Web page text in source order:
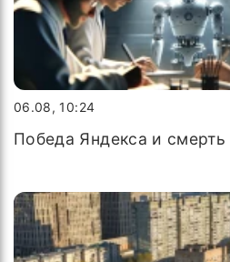
06.08, 10:24
Победа Яндекса и смерть